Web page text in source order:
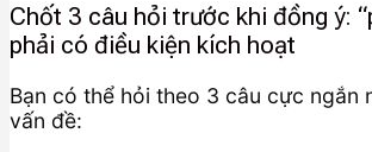
Chốt 3 câu hỏi trước khi đồng ý:
phải có điều kiện kích hoạt
Bạn có thể hỏi theo 3 câu cực ngắn
vấn đề: